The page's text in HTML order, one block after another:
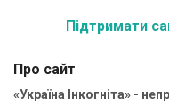
Підтримати
Про сайт
«Україна Інкогніта» -